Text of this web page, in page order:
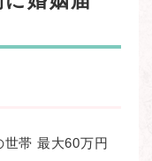
世帯 最大60万円